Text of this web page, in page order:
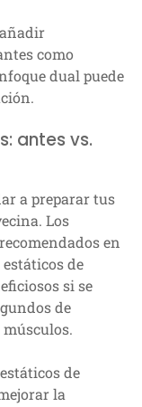
como
dual puede
antes vs.
a preparar tus
Los
en
de
si se
de
de
la